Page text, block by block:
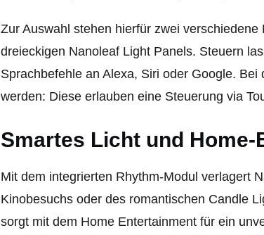
Zur Auswahl stehen hierfür zwei
dreieckigen Nanoleaf Light Panels. Steuern
Sprachbefehle an Alexa, Siri oder Google.
werden: Diese erlauben eine Steuerung via
Smartes Licht und
Mit dem integrierten Rhythm-Modul verlagert
Kinobesuchs oder des romantischen Candle
sorgt mit dem Home Entertainment für ein